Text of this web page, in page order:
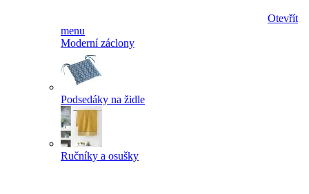
Otevřít
menu
Moderní záclony
Podsedáky na židle
Ručníky a osušky